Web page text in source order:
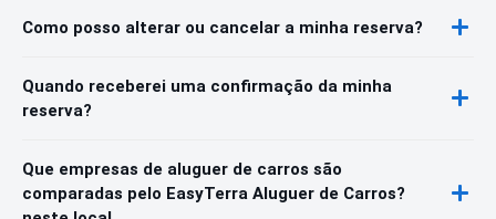
Como posso alterar ou cancelar a minha reserva?
Quando receberei uma confirmação da minha
reserva?
Que empresas de aluguer de carros são
comparadas pelo EasyTerra Aluguer de Carros?